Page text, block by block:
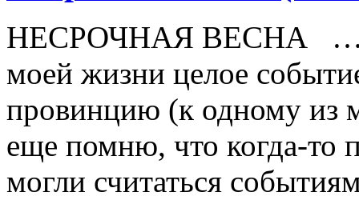
НЕСРОЧНАЯ ВЕСНА …А
моей жизни целое
провинцию (к одному из
еще помню, что когда-то
могли считаться